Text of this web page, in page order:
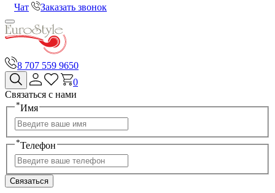
Чат Заказать звонок
8 707 559 9650
0
Связаться с нами
*Имя
*Телефон
Связаться